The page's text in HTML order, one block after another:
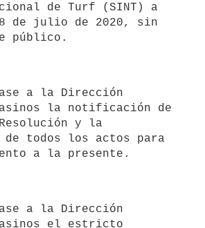
de Turf (SINT) a
de julio de 2020, sin
la notificación de
y la
de todos los actos para
el estricto